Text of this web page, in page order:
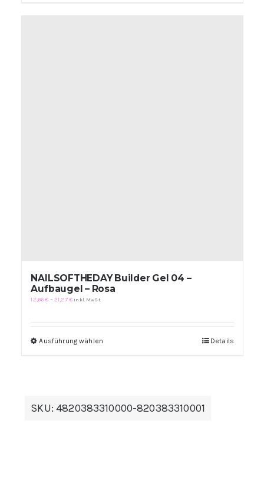
NAILSOFTHEDAY Builder Gel 04 –
Aufbaugel – Rosa
12,66€ –21,27€Preisspanne:
inkl. MwSt.
Ausführung wählen
Die
Details
SKU:4820383310000-820383310001